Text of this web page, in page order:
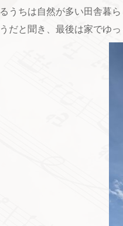
るうちは自然が多い田舎暮
うだと聞き、最後は家でゆ